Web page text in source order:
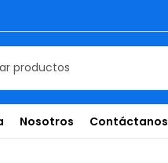
Nosotros Contáctanos